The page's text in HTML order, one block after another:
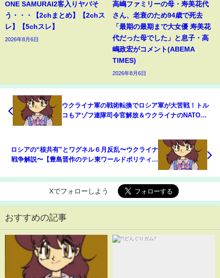
ONE SAMURAI2客入りヤバそ
う・・・【2chまとめ】【2chス
レ】【5chスレ】
2026年8月6日
高嶋ファミリーの母・寿美花代
さん、老衰のため94歳で死去
「最期の最期まで大女優 寿美花
代だった母でした」と息子・高
嶋政宏がコメント(ABEMA
TIMES)
2026年8月6日
ウクライナ軍の戦術転換でロシア軍が大苦戦！トル
コもアゾフ連隊司令官解放＆ウクライナのNATO加
ロシアの“核共有”とワグネル６月反乱〜ウクライナ
戦争解説〜【豊島晋作のテレ東ワールドポリティク
Xでフォローしよう
おすすめの記事